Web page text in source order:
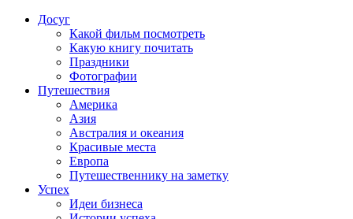
Досуг
Какой фильм посмотреть
Какую книгу почитать
Праздники
Фотографии
Путешествия
Америка
Азия
Австралия и океания
Красивые места
Европа
Путешественнику на заметку
Успех
Идеи бизнеса